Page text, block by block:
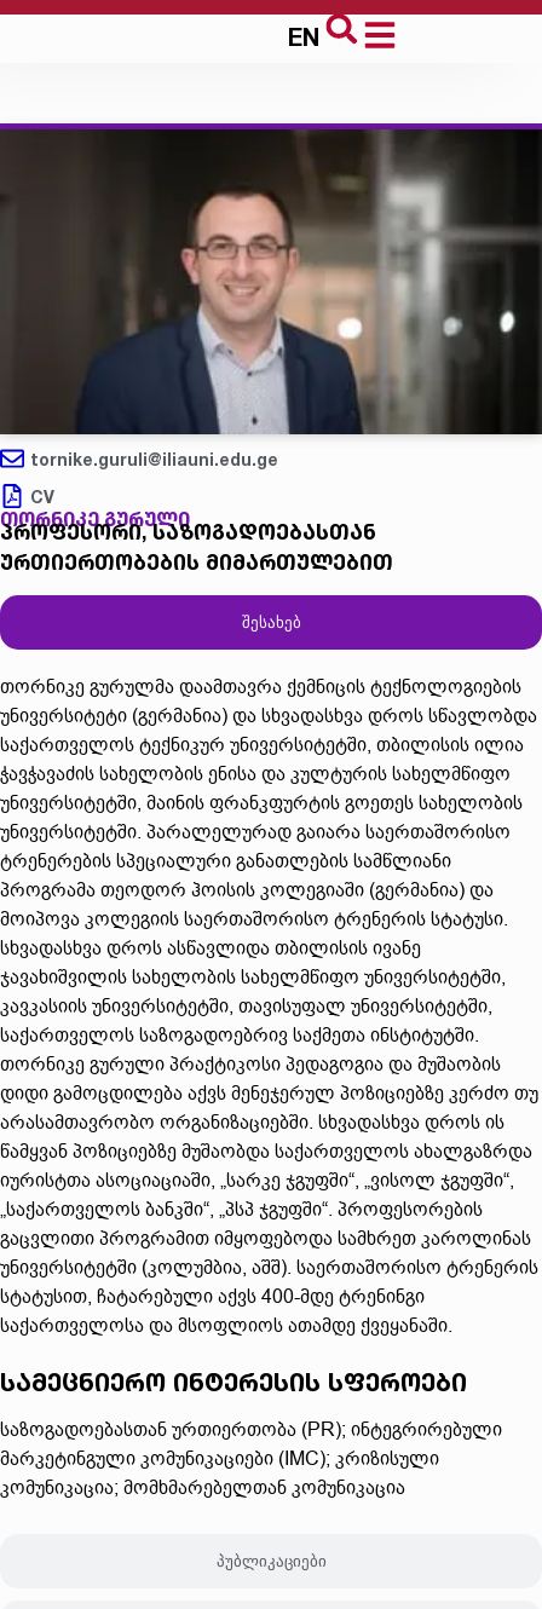
EN
tornike.guruli@iliauni.edu.ge
CV
თორნიკე გურული
პროფესორი, საზოგადოებასთან
ურთიერთობების მიმართულებით
შესახებ
პუბლიკაციები
თორნიკე გურულმა დაამთავრა ქემნიცის ტექნოლოგიების
უნივერსიტეტი (გერმანია) და სხვადასხვა დროს სწავლობდა
საქართველოს ტექნიკურ უნივერსიტეტში, თბილისის ილია
ჭავჭავაძის სახელობის ენისა და კულტურის სახელმწიფო
უნივერსიტეტში, მაინის ფრანკფურტის გოეთეს სახელობის
უნივერსიტეტში. პარალელურად გაიარა საერთაშორისო
ტრენერების სპეციალური განათლების სამწლიანი
პროგრამა თეოდორ ჰოისის კოლეგიაში (გერმანია) და
მოიპოვა კოლეგიის საერთაშორისო ტრენერის სტატუსი.
სხვადასხვა დროს ასწავლიდა თბილისის ივანე
ჯავახიშვილის სახელობის სახელმწიფო უნივერსიტეტში,
კავკასიის უნივერსიტეტში, თავისუფალ უნივერსიტეტში,
საქართველოს საზოგადოებრივ საქმეთა ინსტიტუტში.
თორნიკე გურული პრაქტიკოსი პედაგოგია და მუშაობის
დიდი გამოცდილება აქვს მენეჯერულ პოზიციებზე კერძო თუ
არასამთავრობო ორგანიზაციებში. სხვადასხვა დროს ის
წამყვან პოზიციებზე მუშაობდა საქართველოს ახალგაზრდა
იურისტთა ასოციაციაში, „სარკე ჯგუფში“, „ვისოლ ჯგუფში“,
„საქართველოს ბანკში“, „პსპ ჯგუფში“. პროფესორების
გაცვლითი პროგრამით იმყოფებოდა სამხრეთ კაროლინას
უნივერსიტეტში (კოლუმბია, აშშ). საერთაშორისო ტრენერის
სტატუსით, ჩატარებული აქვს 400-მდე ტრენინგი
საქართველოსა და მსოფლიოს ათამდე ქვეყანაში.
სამეცნიერო ინტერესის სფეროები
საზოგადოებასთან ურთიერთობა (PR); ინტეგრირებული
მარკეტინგული კომუნიკაციები (IMC); კრიზისული
კომუნიკაცია; მომხმარებელთან კომუნიკაცია